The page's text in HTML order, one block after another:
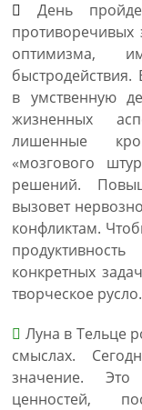
День
оптимизма,
в умственную
жизненных
лишенные
«мозгового
решений.
вызовет
конфликтам.
конкретных
творческое русло.
Луна в Тельце
смыслах.
значение.
ценностей,